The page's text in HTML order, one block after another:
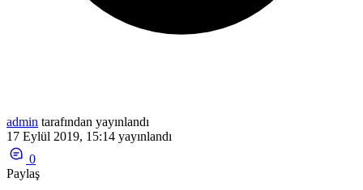
admin tarafından yayınlandı
17 Eylül 2019, 15:14 yayınlandı
0
Paylaş